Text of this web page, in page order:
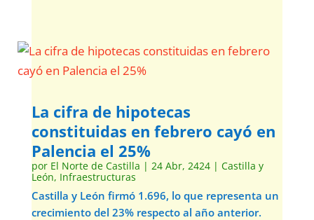
La cifra de hipotecas
constituidas en febrero cayó en
Palencia el 25%
por El Norte de Castilla | 24 Abr, 2424| Castilla y
León, Infraestructuras
Castilla y León firmó 1.696, lo que representa un
crecimiento del 23% respecto al año anterior.